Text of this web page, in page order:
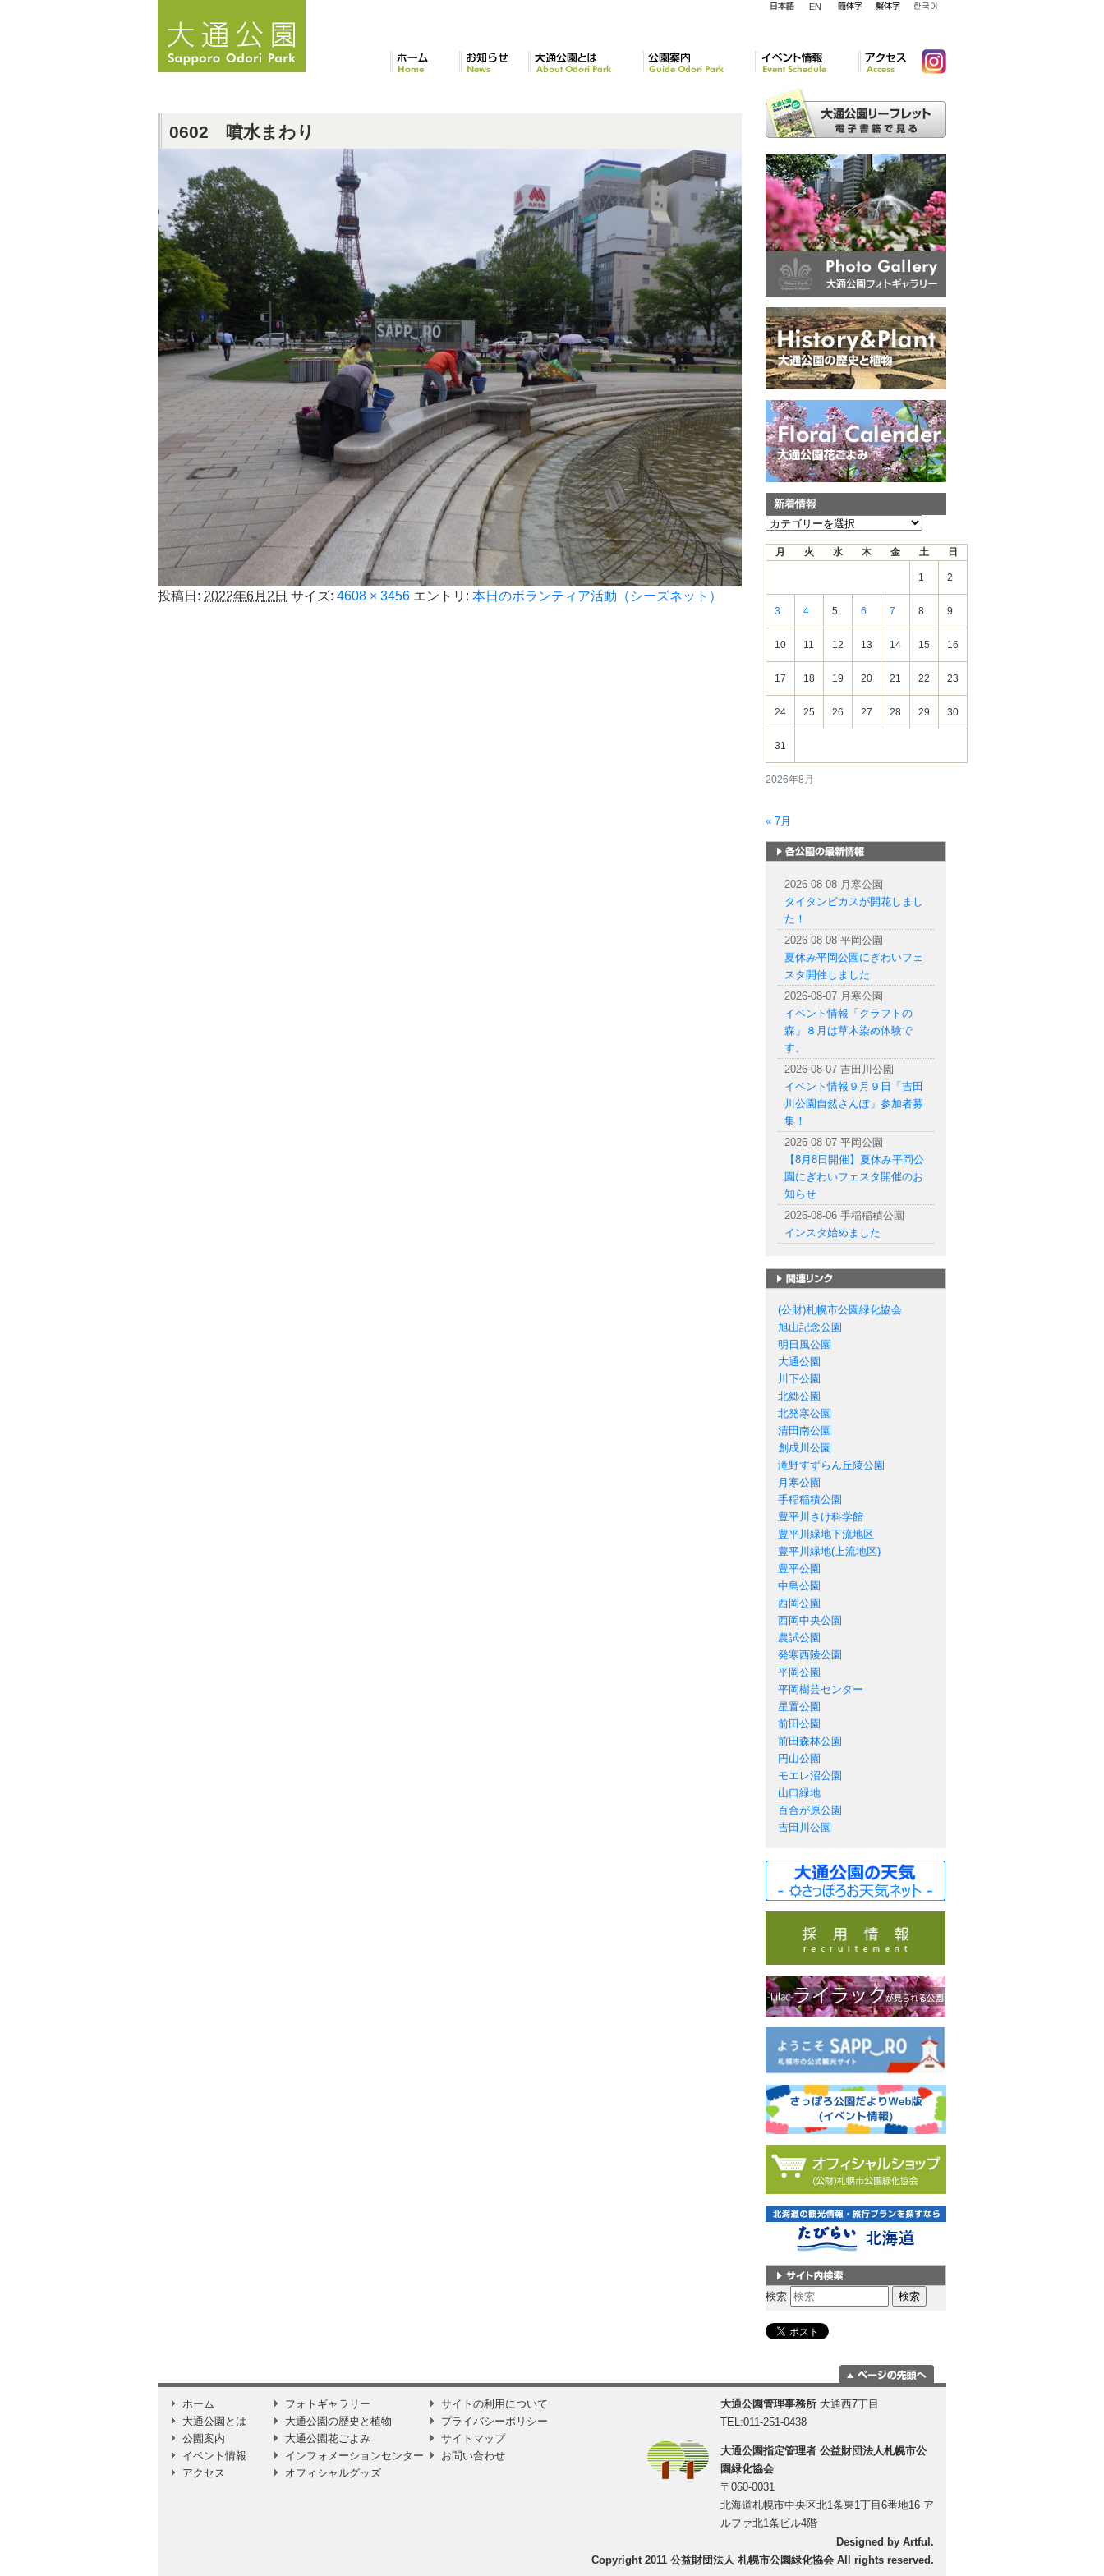
ス
0602 噴水まわり
投稿日: 2022年6月2日 サイズ: 4608 × 3456 エントリ: 本日のボランティア活動（シーズネット）
新着情報
新
2026年8月
月 火 水 木 金 土 日
1 2
3 4 5 6 7 8 9
10 11 12 13 14 15 16
17 18 19 20 21 22 23
24 25 26 27 28 29 30
31
« 7月
2026-08-08 月寒公園
タイタンビカスが開花しまし
た！
2026-08-08 平岡公園
夏休み平岡公園にぎわいフェ
スタ開催しました
2026-08-07 月寒公園
イベント情報「クラフトの
森」８月は草木染め体験で
す。
2026-08-07 吉田川公園
イベント情報９月９日「吉田
川公園自然さんぽ」参加者募
集！
2026-08-07 平岡公園
【8月8日開催】夏休み平岡公
園にぎわいフェスタ開催のお
知らせ
2026-08-06 手稲稲積公園
インスタ始めました
(公財)札幌市公園緑化協会
旭山記念公園
明日風公園
大通公園
川下公園
北郷公園
北発寒公園
清田南公園
創成川公園
滝野すずらん丘陵公園
月寒公園
手稲稲積公園
豊平川さけ科学館
豊平川緑地下流地区
豊平川緑地(上流地区)
豊平公園
中島公園
西岡公園
西岡中央公園
農試公園
発寒西陵公園
平岡公園
平岡樹芸センター
星置公園
前田公園
前田森林公園
円山公園
モエレ沼公園
山口緑地
百合が原公園
吉田川公園
サイト内検索
検索
に移動
ホーム
大通公園とは
公園案内
イベント情報
アクセス
フォトギャラリー
大通公園の歴史と植物
大通公園花ごよみ
インフォメーションセンター
オフィシャルグッズ
サイトの利用について
プライバシーポリシー
サイトマップ
お問い合わせ
大通公園管理事務所 大通西7丁目
TEL:011-251-0438
大通公園指定管理者 公益財団法人札幌市公
園緑化協会
〒060-0031
北海道札幌市中央区北1条東1丁目6番地16 ア
ルファ北1条ビル4階
Designed by Artful.
Copyright 2011 公益財団法人 札幌市公園緑化協会 All rights reserved.